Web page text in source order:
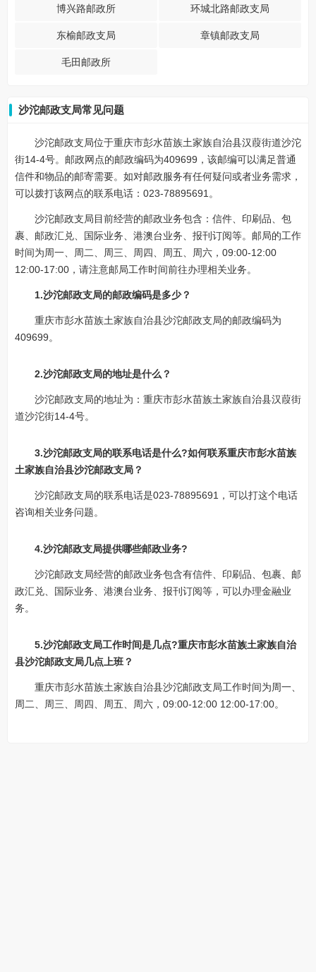
博兴路邮政所 环城北路邮政支局
东榆邮政支局 章镇邮政支局
毛田邮政所
沙沱邮政支局常见问题
沙沱邮政支局位于重庆市彭水苗族土家族自治县汉葭街道沙沱
街14-4号。邮政网点的邮政编码为409699，该邮编可以满足普通
信件和物品的邮寄需要。如对邮政服务有任何疑问或者业务需求，
可以拨打该网点的联系电话：023-78895691。
沙沱邮政支局目前经营的邮政业务包含：信件、印刷品、包
裹、邮政汇兑、国际业务、港澳台业务、报刊订阅等。邮局的工作
时间为周一、周二、周三、周四、周五、周六，09:00-12:00
12:00-17:00，请注意邮局工作时间前往办理相关业务。
1.沙沱邮政支局的邮政编码是多少？
重庆市彭水苗族土家族自治县沙沱邮政支局的邮政编码为
409699。
2.沙沱邮政支局的地址是什么？
沙沱邮政支局的地址为：重庆市彭水苗族土家族自治县汉葭街
道沙沱街14-4号。
3.沙沱邮政支局的联系电话是什么?如何联系重庆市彭水苗族
土家族自治县沙沱邮政支局？
沙沱邮政支局的联系电话是023-78895691，可以打这个电话
咨询相关业务问题。
4.沙沱邮政支局提供哪些邮政业务?
沙沱邮政支局经营的邮政业务包含有信件、印刷品、包裹、邮
政汇兑、国际业务、港澳台业务、报刊订阅等，可以办理金融业
务。
5.沙沱邮政支局工作时间是几点?重庆市彭水苗族土家族自治
县沙沱邮政支局几点上班？
重庆市彭水苗族土家族自治县沙沱邮政支局工作时间为周一、
周二、周三、周四、周五、周六，09:00-12:00 12:00-17:00。